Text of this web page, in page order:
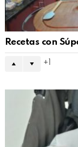
Recetas con